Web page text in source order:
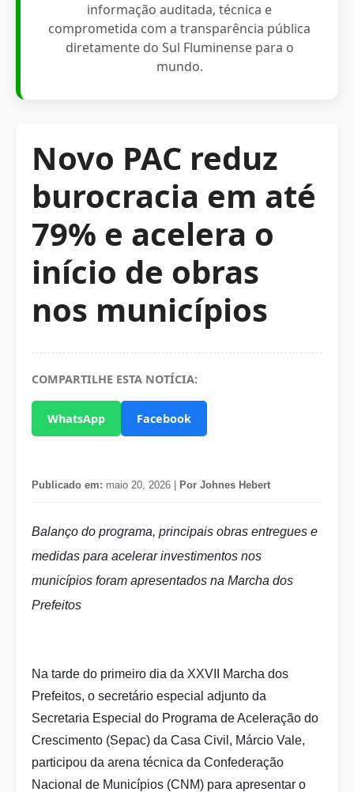
informação auditada, técnica e
comprometida com a transparência pública
diretamente do Sul Fluminense para o
mundo.
Novo PAC reduz
burocracia em até
79% e acelera o
início de obras
nos municípios
COMPARTILHE ESTA NOTÍCIA:
WhatsApp Facebook
Publicado em: maio 20, 2026 | Por Johnes Hebert
Balanço do programa, principais obras entregues e
medidas para acelerar investimentos nos
municípios foram apresentados na Marcha dos
Prefeitos
Na tarde do primeiro dia da XXVII Marcha dos
Prefeitos, o secretário especial adjunto da
Secretaria Especial do Programa de Aceleração do
Crescimento (Sepac) da Casa Civil, Márcio Vale,
participou da arena técnica da Confederação
Nacional de Municípios (CNM) para apresentar o